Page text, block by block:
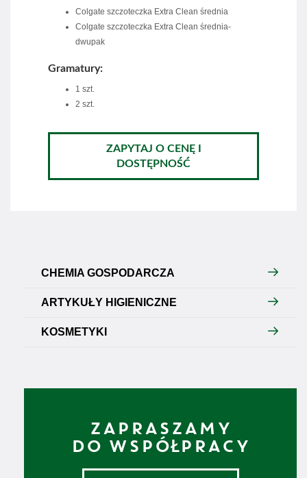
Colgate szczoteczka Extra Clean średnia
Colgate szczoteczka Extra Clean średnia-
dwupak
Gramatury:
1 szt.
2 szt.
ZAPYTAJ O CENĘ I
DOSTĘPNOŚĆ
CHEMIA GOSPODARCZA
ARTYKUŁY HIGIENICZNE
KOSMETYKI
ZAPRASZAMY
DO WSPÓŁPRACY